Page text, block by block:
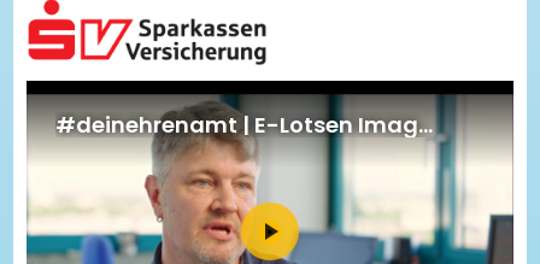
Mach dich schlau
GEMA-Pakt
Di@-Lotsen in Hessen
Energiepreiskrise und Ehrenamt
Flüchtlingshilfe + Integration
Generationsübergreifend aktiv
Patenschaftsprojekte
Qualifizierung & Fortbildung
Stiftungen
Vereine, Spenden, Steuern - Gut zu Wissen
Versicherungsschutz
Wissenswertes rund um dein Ehrenamt
Zahlen, Daten, Fakten aus Hessen